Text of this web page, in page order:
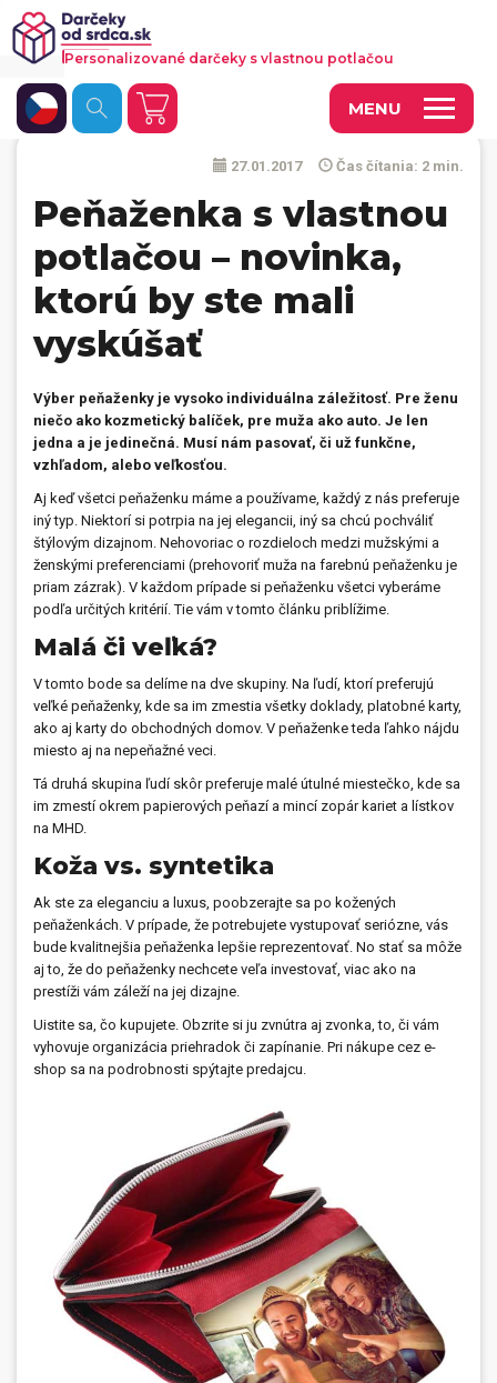
MENU
Hrnčeky a keramika
Kalendáre
Fotoknihy a fotozošity
Personalizované hry
Tričká a odevy
Vankúše a iný textil
Prívesky, dog tagy, odznaky
Doplnky do kancelárie, domácnosti, auta
PO-PIA 7:30 - 17:00
0850 11 15 16
napíšte nám
faxcopy@faxcopy.sk
Úvod
Novinky Blog
Môj profil
Personalizované darčeky s vlastnou potlačou
27.01.2017 Čas čítania: 2 min.
Peňaženka s vlastnou
potlačou – novinka,
ktorú by ste mali
vyskúšať
Výber peňaženky je vysoko individuálna záležitosť. Pre ženu
niečo ako kozmetický balíček, pre muža ako auto. Je len
jedna a je jedinečná. Musí nám pasovať, či už funkčne,
vzhľadom, alebo veľkosťou.
Aj keď všetci peňaženku máme a používame, každý z nás preferuje
iný typ. Niektorí si potrpia na jej elegancii, iný sa chcú pochváliť
štýlovým dizajnom. Nehovoriac o rozdieloch medzi mužskými a
ženskými preferenciami (prehovoriť muža na farebnú peňaženku je
priam zázrak). V každom prípade si peňaženku všetci vyberáme
podľa určitých kritérií. Tie vám v tomto článku priblížime.
Malá či veľká?
V tomto bode sa delíme na dve skupiny. Na ľudí, ktorí preferujú
veľké peňaženky, kde sa im zmestia všetky doklady, platobné karty,
ako aj karty do obchodných domov. V peňaženke teda ľahko nájdu
miesto aj na nepeňažné veci.
Tá druhá skupina ľudí skôr preferuje malé útulné miestečko, kde sa
im zmestí okrem papierových peňazí a mincí zopár kariet a lístkov
na MHD.
Koža vs. syntetika
Ak ste za eleganciu a luxus, poobzerajte sa po kožených
peňaženkách. V prípade, že potrebujete vystupovať seriózne, vás
bude kvalitnejšia peňaženka lepšie reprezentovať. No stať sa môže
aj to, že do peňaženky nechcete veľa investovať, viac ako na
prestíži vám záleží na jej dizajne.
Uistite sa, čo kupujete. Obzrite si ju zvnútra aj zvonka, to, či vám
vyhovuje organizácia priehradok či zapínanie. Pri nákupe cez e-
shop sa na podrobnosti spýtajte predajcu.